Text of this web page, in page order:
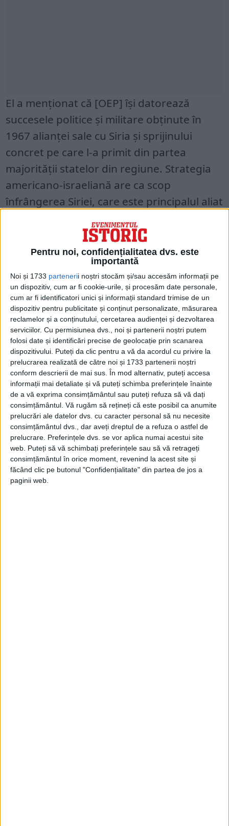
Pentru noi, confidențialitatea dvs. este
importantă
Noi și 1733 partenerii noștri stocăm și/sau accesăm informații pe
un dispozitiv, cum ar fi cookie-urile, și procesăm date personale,
cum ar fi identificatori unici și informații standard trimise de un
dispozitiv pentru publicitate și conținut personalizate, măsurarea
reclamelor și a conținutului, cercetarea audienței și dezvoltarea
serviciilor. Cu permisiunea dvs., noi și partenerii noștri putem
folosi date și identificări precise de geolocație prin scanarea
dispozitivului. Puteți da clic pentru a vă da acordul cu privire la
prelucrarea realizată de către noi și 1733 partenerii noștri
conform descrierii de mai sus. În mod alternativ, puteți accesa
informații mai detaliate și vă puteți schimba preferințele înainte
de a vă exprima consimțământul sau puteți refuza să vă dați
consimțământul. Vă rugăm să rețineți că este posibil ca anumite
prelucrări ale datelor dvs. cu caracter personal să nu necesite
consimțământul dvs., dar aveți dreptul de a refuza o astfel de
prelucrare. Preferințele dvs. se vor aplica numai acestui site
web. Puteți să vă schimbați preferințele sau să vă retrageți
consimțământul în orice moment, revenind la acest site și
făcând clic pe butonul "Confidențialitate" din partea de jos a
paginii web.
El a menționat că [OEP] își datorează
succesele politice și militare obținute în
1967 alianței sale cu Siria și sprijinului
concret pe care l-a primit din partea
majorității statelor din regiune. Strategia
americano-israeliană are ca scop
înfrângerea Siriei, care este principalul aliat
În plus, a menționat că țările vest-
europene trebuie să sporească presiunea
pe care o exercită asupra Israelului și să
oblige Israelul să adopte o soluție politică
la situația din regiune.
În ceea ce privește vizita sa în țara noastră,
i-a informat pe cei prezenți că discuțiile pe
care le-a avut cu ‘fratele meu, tovarășul
Nicolae Ceaușescu, s-au axat pe problema
găsirii unei soluții politice la conflictul din
regiune și sper ca aceste discuții să aibă un
rezultat pozitiv’.